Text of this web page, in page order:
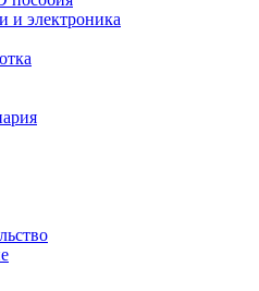
и электроника